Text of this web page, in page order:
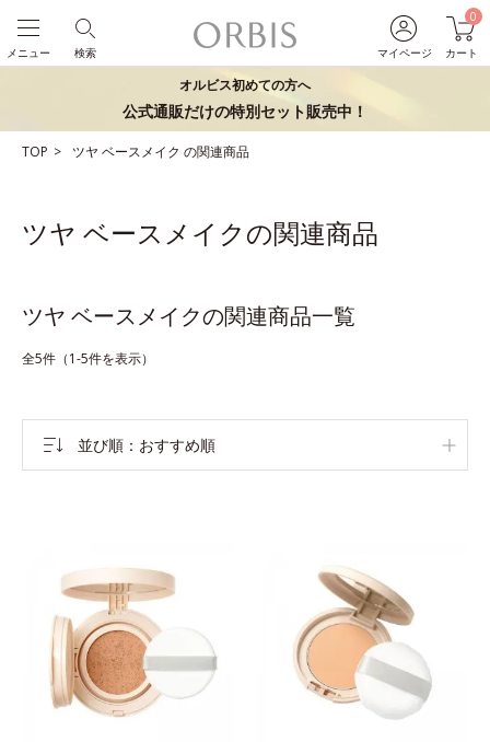
マイページ
0
カート
検索
メニュー
オルビス初めての方へ
公式通販だけの特別セット販売中！
TOP ツヤ ベースメイク の関連商品
ツヤ ベースメイクの関連商品
ツヤ ベースメイクの関連商品一覧
全5件（1-5件を表示）
並び順 おすすめ順